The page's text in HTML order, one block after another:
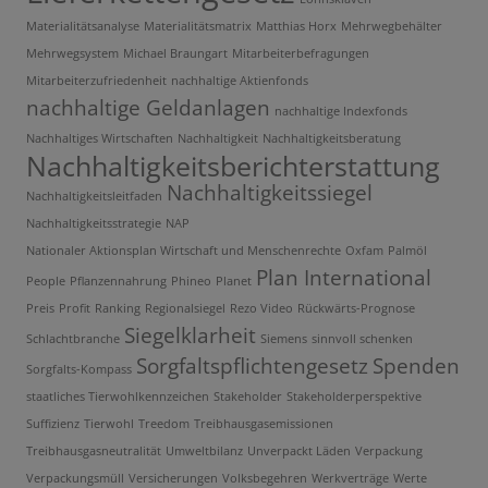
Materialitätsanalyse Materialitätsmatrix Matthias Horx Mehrwegbehälter
Mehrwegsystem Michael Braungart Mitarbeiterbefragungen
Mitarbeiterzufriedenheit nachhaltige Aktienfonds
nachhaltige Geldanlagen nachhaltige Indexfonds
Nachhaltiges Wirtschaften Nachhaltigkeit Nachhaltigkeitsberatung
Nachhaltigkeitsberichterstattung
Nachhaltigkeitsleitfaden Nachhaltigkeitssiegel
Nachhaltigkeitsstrategie NAP
Nationaler Aktionsplan Wirtschaft und Menschenrechte Oxfam Palmöl
People Pflanzennahrung Phineo Planet Plan International
Preis Profit Ranking Regionalsiegel Rezo Video Rückwärts-Prognose
Schlachtbranche Siegelklarheit Siemens sinnvoll schenken
Sorgfalts-Kompass Sorgfaltspflichtengesetz Spenden
staatliches Tierwohlkennzeichen Stakeholder Stakeholderperspektive
Suffizienz Tierwohl Treedom Treibhausgasemissionen
Treibhausgasneutralität Umweltbilanz Unverpackt Läden Verpackung
Verpackungsmüll Versicherungen Volksbegehren Werkverträge Werte